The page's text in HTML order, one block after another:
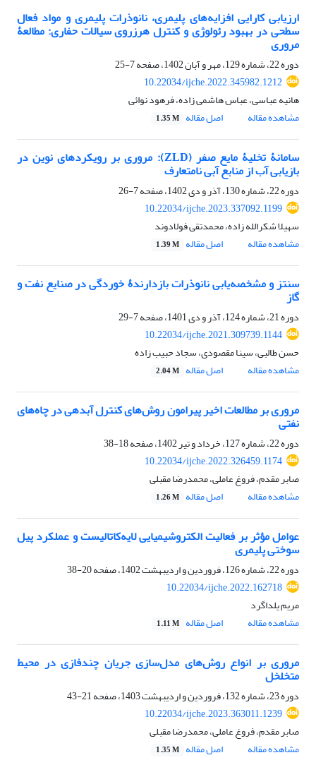
ارزیابی کارایی افزایه‌های پلیمری، نانوذرات پلیمری و مواد فعال
سطحی در بهبود رئولوژی و کنترل هرزروی سیالات حفاری: مطالعۀ
مروری
دوره 22، شماره 129، مهر و آبان 1402، صفحه
7-25
10.22034/ijche.2022.345982.1212
هانیه عباسی، عباس هاشمی زاده، فرهود نوائی
مشاهده مقاله
اصل مقاله 1.35 M
سامانۀ تخلیۀ مایع صفر (ZLD): مروری بر رویکردهای نوین در
بازیابی آب از منابع آبی نامتعارف
دوره 22، شماره 130، آذر و دی 1402، صفحه
7-26
10.22034/ijche.2023.337092.1199
سهیلا شکرالله زاده، محمدتقی فولادوند
مشاهده مقاله
اصل مقاله 1.39 M
سنتز و مشخصه‌یابی نانوذرات بازدارندۀ خوردگی در صنایع نفت و
گاز
دوره 21، شماره 124، آذر و دی 1401، صفحه
7-29
10.22034/ijche.2021.309739.1144
حسن طالبی، سینا مقصودی، سجاد حبیب زاده
مشاهده مقاله
اصل مقاله 2.04 M
مروری بر مطالعات اخیر پیرامون روش‌های کنترل آبدهی در چاه‌های
نفتی
دوره 22، شماره 127، خرداد و تیر 1402، صفحه
18-38
10.22034/ijche.2022.326459.1174
صابر مقدم، فروغ عاملی، محمدرضا مقبلی
مشاهده مقاله
اصل مقاله 1.26 M
عوامل مؤثر بر فعالیت الکتروشیمیایی لایه‌کاتالیست و عملکرد پیل
سوختی پلیمری
دوره 22، شماره 126، فروردین و اردیبهشت 1402، صفحه
20-38
10.22034/ijche.2022.162718
مریم یلداگرد
مشاهده مقاله
اصل مقاله 1.11 M
مروری بر انواع روش‌های مدل‌سازی جریان چندفازی در محیط
متخلخل
دوره 23، شماره 132، فروردین و اردیبهشت 1403، صفحه
21-43
10.22034/ijche.2023.363011.1239
صابر مقدم، فروغ عاملی، محمدرضا مقبلی
مشاهده مقاله
اصل مقاله 1.35 M